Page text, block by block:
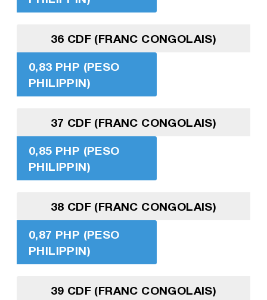
36 CDF (FRANC CONGOLAIS)
0,83 PHP (PESO
PHILIPPIN)
37 CDF (FRANC CONGOLAIS)
0,85 PHP (PESO
PHILIPPIN)
38 CDF (FRANC CONGOLAIS)
0,87 PHP (PESO
PHILIPPIN)
39 CDF (FRANC CONGOLAIS)